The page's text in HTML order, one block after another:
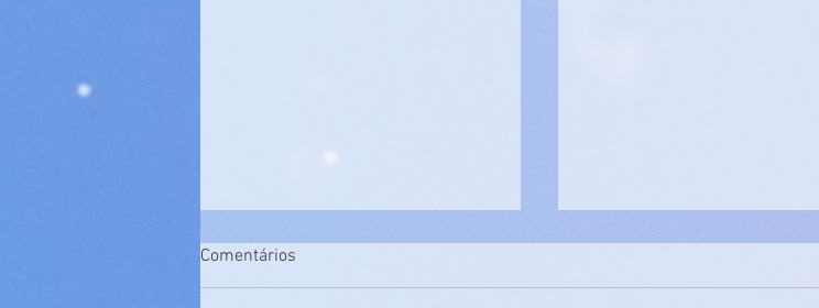
Comentários